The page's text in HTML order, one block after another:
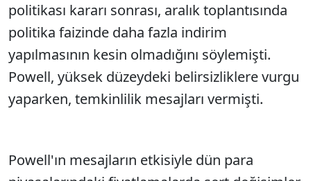
politikası kararı sonrası, aralık toplantısında
politika faizinde daha fazla indirim
yapılmasının kesin olmadığını söylemişti.
Powell, yüksek düzeydeki belirsizliklere vurgu
yaparken, temkinlilik mesajları vermişti.
Powell'ın mesajların etkisiyle dün para